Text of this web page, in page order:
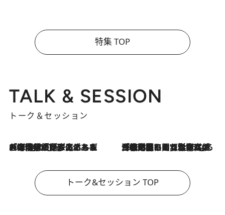
特集 TOP
TALK & SESSION
トーク＆セッション
2026.8.3
「今後値上げがあるとすれば…」「リスクがあるのは今年の冬」エネルギー専門家が語る、ホルムズ海峡封鎖が家庭にもたらす“ある心配” 2026.8.3
「住宅建てられない…」「サーチャージ料の高値が続いている」ホルムズ海峡封鎖による影響はいつまで続く？《エネルギー専門家に聞く“どうなる日本の暮らし”》
トーク&セッション TOP